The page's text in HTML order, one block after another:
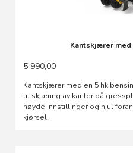
Kantskjærer med
5 990,00
Kantskjærer med en 5 hk
til skjæring av kanter på
høyde innstillinger og hjul
kjørsel.